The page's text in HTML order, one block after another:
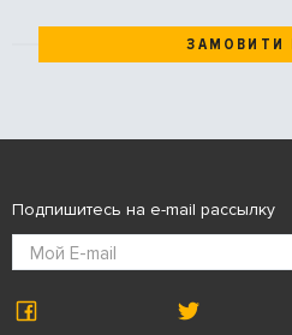
ЗАМОВИТИ
Подпишитесь на e-mail рассылку